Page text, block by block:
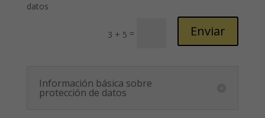
datos
3 + 5 = Enviar
Información básica sobre
protección de datos